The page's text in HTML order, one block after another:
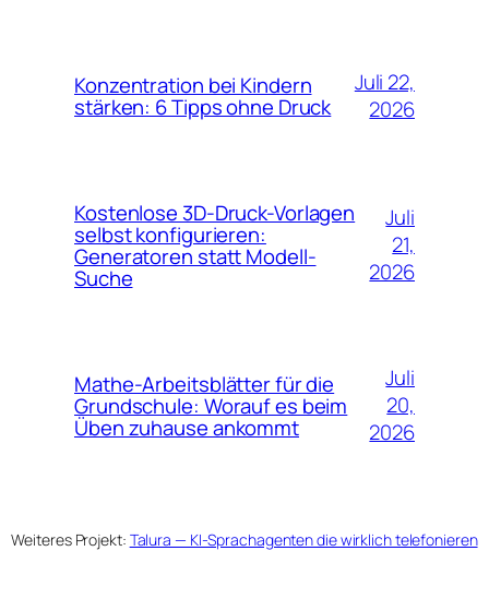
Konzentration bei Kindern
stärken: 6 Tipps ohne Druck
Juli 22,
2026
Kostenlose 3D-Druck-Vorlagen
selbst konfigurieren:
Generatoren statt Modell-
Suche
Juli
21,
2026
Mathe-Arbeitsblätter für die
Grundschule: Worauf es beim
Üben zuhause ankommt
Juli
20,
2026
Weiteres Projekt: Talura — KI-Sprachagenten die wirklich telefonieren